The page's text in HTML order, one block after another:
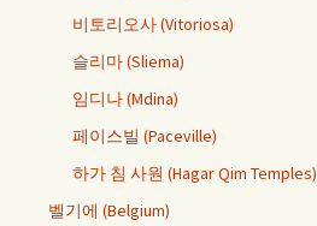
비토리오사 (Vitoriosa)
슬리마 (Sliema)
임디나 (Mdina)
페이스빌 (Paceville)
하가 침 사원 (Hagar Qim Temples)
벨기에 (Belgium)